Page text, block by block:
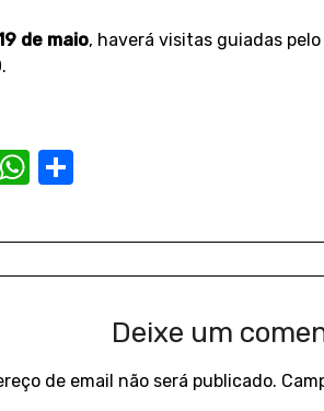
de maio, haverá visitas guiadas
WhatsApp
Deixe um
de email não será publicado.